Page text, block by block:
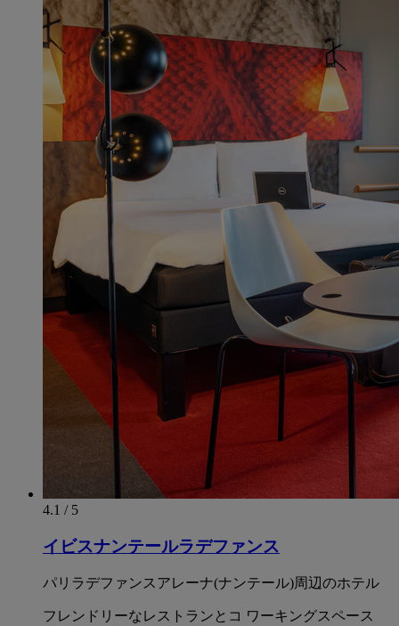
4.1 / 5
イビスナンテールラデファンス
パリラデファンスアレーナ(ナンテール)周辺のホテル
フレンドリーなレストランとコ ワーキングスペース